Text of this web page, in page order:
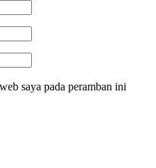
saya pada peramban ini